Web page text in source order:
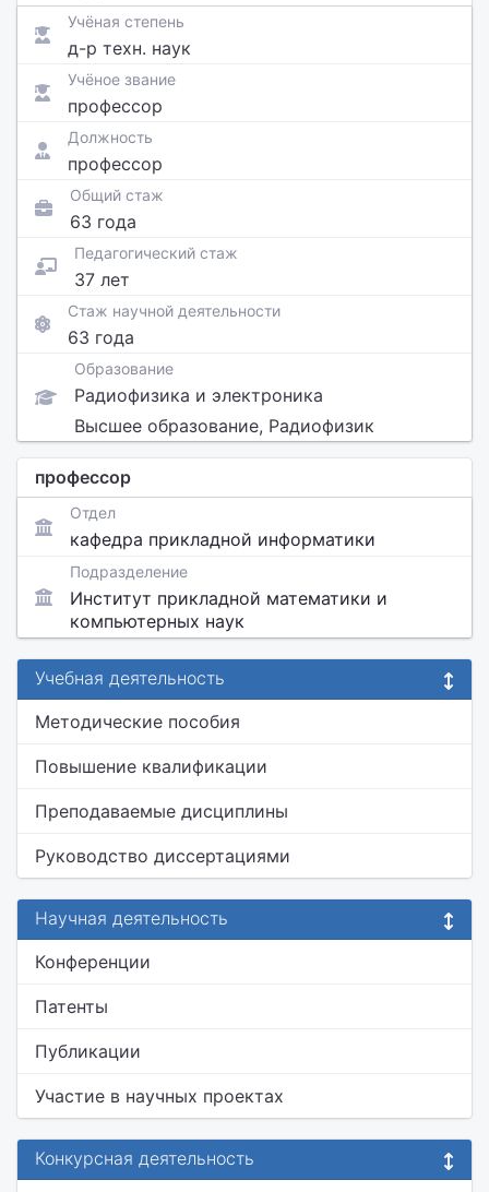
Учёная степень
д-р техн. наук
Учёное звание
профессор
Должность
профессор
Общий стаж
63 года
Педагогический стаж
37 лет
Стаж научной деятельности
63 года
Образование
Радиофизика и электроника
Высшее образование, Радиофизик
профессор
Отдел
кафедра прикладной информатики
Подразделение
Институт прикладной математики и
компьютерных наук
Учебная деятельность
Методические пособия
Повышение квалификации
Преподаваемые дисциплины
Руководство диссертациями
Научная деятельность
Конференции
Патенты
Публикации
Участие в научных проектах
Конкурсная деятельность